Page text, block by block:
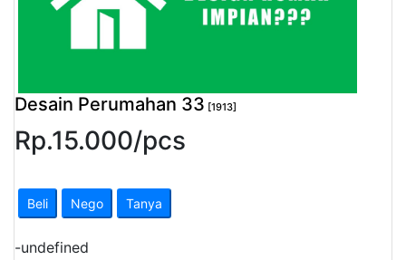
Ganti
Password
Logout
Desain Perumahan 33 [1913]
Rp.15.000/pcs
Beli Nego Tanya
-undefined